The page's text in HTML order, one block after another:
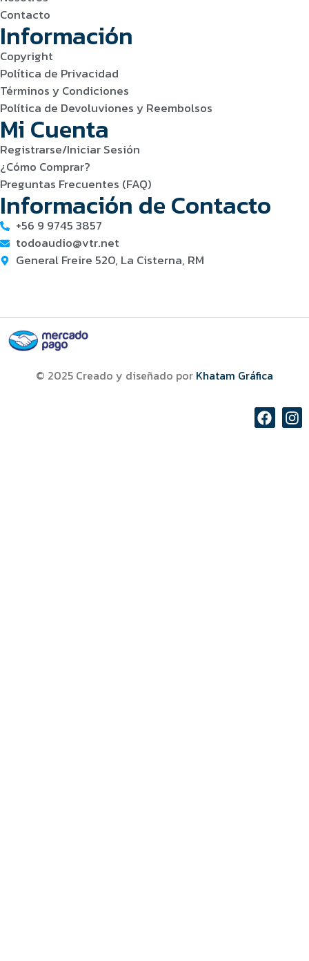
Contacto
Información
Copyright
Política de Privacidad
Términos y Condiciones
Política de Devoluviones y Reembolsos
Mi Cuenta
Registrarse/Iniciar Sesión
¿Cómo Comprar?
Preguntas Frecuentes (FAQ)
Información de Contacto
+56 9 9745 3857
todoaudio@vtr.net
General Freire 520, La Cisterna, RM
© 2025 Creado y diseñado por Khatam Gráfica